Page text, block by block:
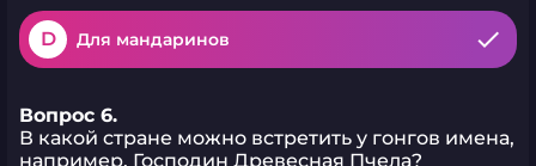
D Для мандаринов
Вопрос 6.
В какой стране можно встретить у гонгов имена,
например, Господин Древесная Пчела?